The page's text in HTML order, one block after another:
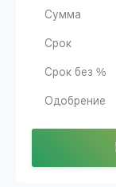
Сумма
Срок
Срок без %
Одобрение